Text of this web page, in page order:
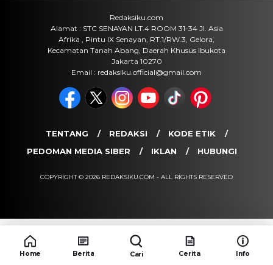
Redaksiku.com
Alamat : STC SENAYAN LT.4 ROOM 31-34 Jl. Asia
Afrika , Pintu IX Senayan, RT.1/RW.3, Gelora,
Kecamatan Tanah Abang, Daerah Khusus Ibukota
Jakarta 10270
Email : redaksiku.official@gmail.com
TENTANG REDAKSI
KODE ETIK
PEDOMAN MEDIA SIBER
IKLAN HUBUNGI
COPYRIGHT © 2026 REDAKSIKU.COM - ALL RIGHTS RESERVED
Home Berita Cari Cerita Info